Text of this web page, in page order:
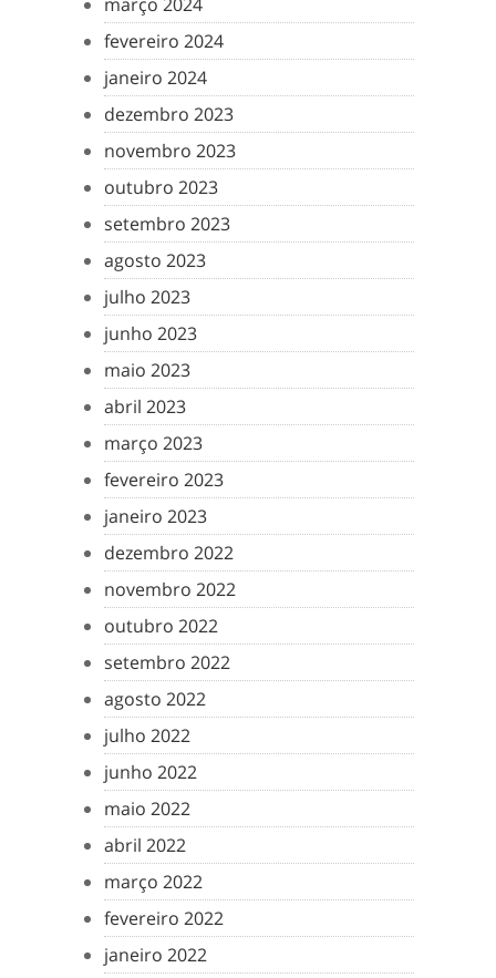
fevereiro 2024
janeiro 2024
dezembro 2023
novembro 2023
outubro 2023
setembro 2023
agosto 2023
julho 2023
junho 2023
maio 2023
abril 2023
março 2023
fevereiro 2023
janeiro 2023
dezembro 2022
novembro 2022
outubro 2022
setembro 2022
agosto 2022
julho 2022
junho 2022
maio 2022
abril 2022
março 2022
fevereiro 2022
janeiro 2022